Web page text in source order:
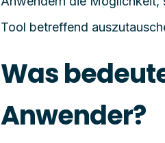
Tool betreffend
Was
Anwender?